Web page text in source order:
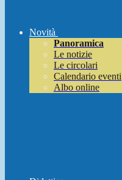
Novità
Panoramica
Le notizie
Le circolari
Calendario eventi
Albo online